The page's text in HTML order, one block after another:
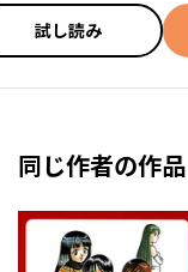
試し読み
同じ作者の作品